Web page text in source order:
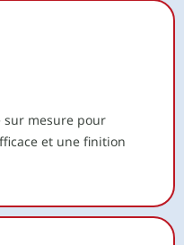
sur mesure pour
et une finition